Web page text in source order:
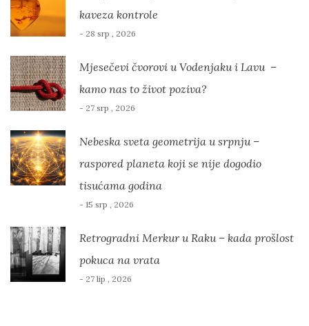
kaveza kontrole
- 28 srp , 2026
Mjesečevi čvorovi u Vodenjaku i Lavu –
kamo nas to život poziva?
- 27 srp , 2026
Nebeska sveta geometrija u srpnju –
raspored planeta koji se nije dogodio
tisućama godina
- 15 srp , 2026
Retrogradni Merkur u Raku – kada prošlost
pokuca na vrata
- 27 lip , 2026